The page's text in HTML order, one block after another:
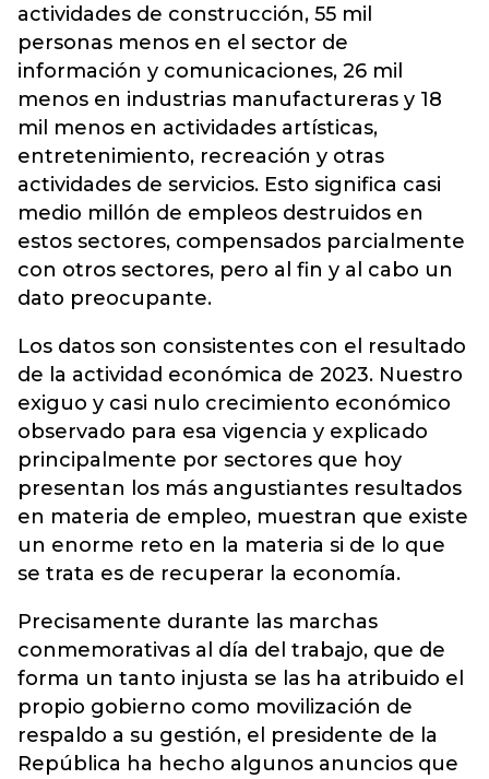
actividades de construcción, 55 mil
personas menos en el sector de
información y comunicaciones, 26 mil
menos en industrias manufactureras y 18
mil menos en actividades artísticas,
entretenimiento, recreación y otras
actividades de servicios. Esto significa casi
medio millón de empleos destruidos en
estos sectores, compensados parcialmente
con otros sectores, pero al fin y al cabo un
dato preocupante.
Los datos son consistentes con el resultado
de la actividad económica de 2023. Nuestro
exiguo y casi nulo crecimiento económico
observado para esa vigencia y explicado
principalmente por sectores que hoy
presentan los más angustiantes resultados
en materia de empleo, muestran que existe
un enorme reto en la materia si de lo que
se trata es de recuperar la economía.
Precisamente durante las marchas
conmemorativas al día del trabajo, que de
forma un tanto injusta se las ha atribuido el
propio gobierno como movilización de
respaldo a su gestión, el presidente de la
República ha hecho algunos anuncios que